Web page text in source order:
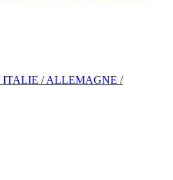
ITALIE / ALLEMAGNE /